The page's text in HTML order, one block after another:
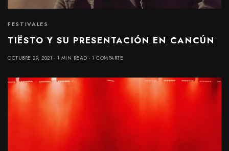
FESTIVALES
TIËSTO Y SU PRESENTACIÓN EN CANCÚN
OCTUBRE 29, 2021 1 MIN READ 1 COMPARTE